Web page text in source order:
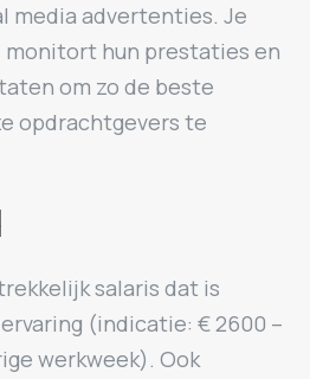
media advertenties. Je
monitort hun prestaties en
om zo de beste
opdrachtgevers te
salaris dat is
(indicatie: € 2600 –
werkweek). Ook